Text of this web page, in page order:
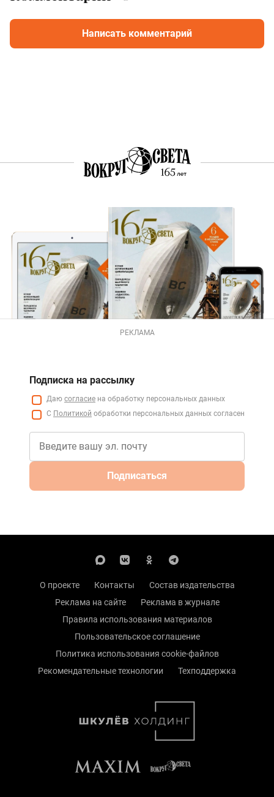
Написать комментарий
РЕКЛАМА
Подписка на рассылку
Даю согласие на обработку персональных данных
С Политикой обработки персональных данных согласен
Подписаться
О проекте Контакты
Состав издательства
Реклама на сайте
Реклама в журнале
Правила использования материалов
Пользовательское соглашение
Политика использования cookie-файлов
Рекомендательные технологии
Техподдержка